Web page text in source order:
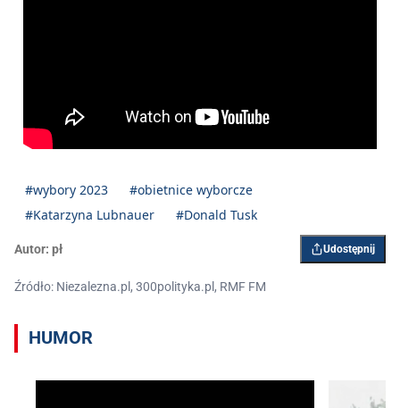
#wybory 2023
#obietnice wyborcze
#Katarzyna Lubnauer
#Donald Tusk
Autor: pł Udostępnij
Źródło: Niezalezna.pl, 300polityka.pl, RMF FM
HUMOR